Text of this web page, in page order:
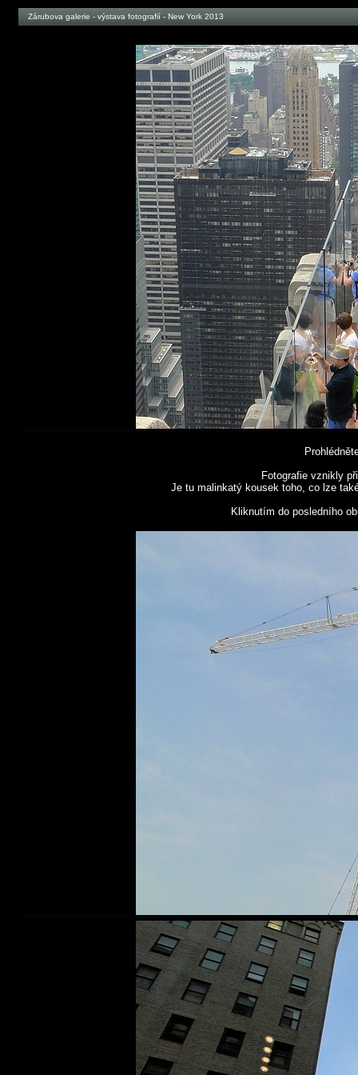
Zárubova galerie - výstava fotografií - New York 2013
Fotografie vznikly
Je tu malinkatý kousek toho, co lze
Kliknutím do posledního